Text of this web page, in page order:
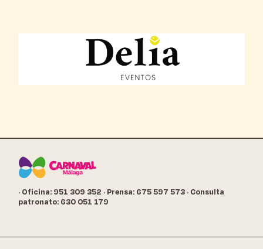
· Oficina: 951 309 352 · Prensa: 675 597 573 · Consulta
patronato: 630 051 179